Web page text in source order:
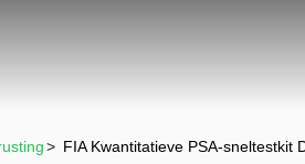
> FIA Kwantitatieve PSA-sneltestkit